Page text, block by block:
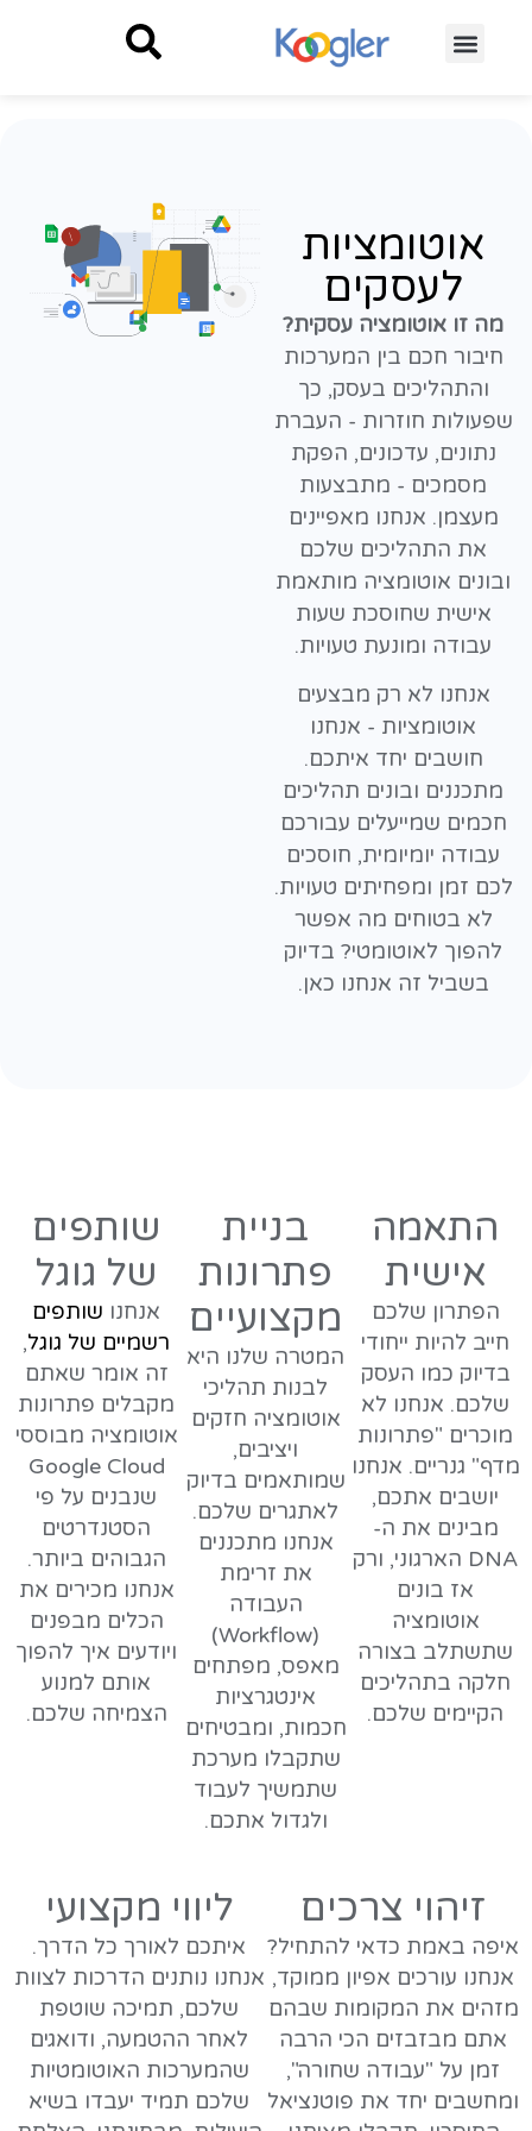
אוטומציות
לעסקים
מה זו אוטומציה עסקית?
חיבור חכם בין המערכות
והתהליכים בעסק, כך
שפעולות חוזרות - העברת
נתונים, עדכונים, הפקת
מסמכים - מתבצעות
מעצמן. אנחנו מאפיינים
את התהליכים שלכם
ובונים אוטומציה מותאמת
אישית שחוסכת שעות
עבודה ומונעת טעויות.
אנחנו לא רק מבצעים
אוטומציות - אנחנו
חושבים יחד איתכם.
מתכננים ובונים תהליכים
חכמים שמייעלים עבורכם
עבודה יומיומית, חוסכים
לכם זמן ומפחיתים טעויות.
לא בטוחים מה אפשר
להפוך לאוטומטי? בדיוק
בשביל זה אנחנו כאן.
התאמה
אישית
הפתרון שלכם
חייב להיות ייחודי
בדיוק כמו העסק
שלכם. אנחנו לא
מוכרים "פתרונות
מדף" גנריים. אנחנו
יושבים אתכם,
מבינים את ה-
DNA הארגוני, ורק
אז בונים
אוטומציה
שתשתלב בצורה
חלקה בתהליכים
הקיימים שלכם.
בניית
פתרונות
מקצועיים
המטרה שלנו היא
לבנות תהליכי
אוטומציה חזקים
ויציבים,
שמותאמים בדיוק
לאתגרים שלכם.
אנחנו מתכננים
את זרימת
העבודה
(Workflow)
מאפס, מפתחים
אינטגרציות
חכמות, ומבטיחים
שתקבלו מערכת
שתמשיך לעבוד
ולגדול אתכם.
שותפים
של גוגל
אנחנו שותפים
רשמיים של גוגל,
זה אומר שאתם
מקבלים פתרונות
אוטומציה מבוססי
Google Cloud
שנבנים על פי
הסטנדרטים
הגבוהים ביותר.
אנחנו מכירים את
הכלים מבפנים
ויודעים איך להפוך
אותם למנוע
הצמיחה שלכם.
זיהוי צרכים
איפה באמת כדאי להתחיל?
אנחנו עורכים אפיון ממוקד,
מזהים את המקומות שבהם
אתם מבזבזים הכי הרבה
זמן על "עבודה שחורה",
ומחשבים יחד את פוטנציאל
ליווי מקצועי
איתכם לאורך כל הדרך.
אנחנו נותנים הדרכות לצוות
שלכם, תמיכה שוטפת
לאחר ההטמעה, ודואגים
שהמערכות האוטומטיות
שלכם תמיד יעבדו בשיא